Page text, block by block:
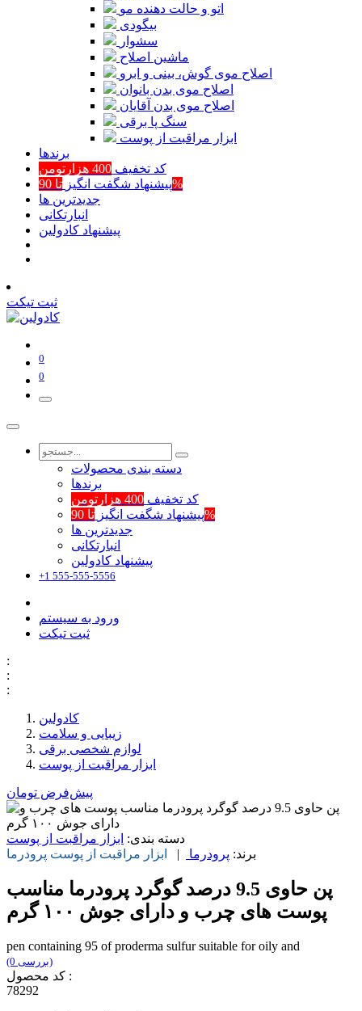
اتو و حالت دهنده مو
بیگودی
سشوار
ماشین اصلاح
اصلاح موی گوش، بینی و ابرو
اصلاح موی بدن بانوان
اصلاح موی بدن آقایان
سنگ پا برقی
ابزار مراقبت از پوست
برند‌ها
کد تخفیف 400 هزارتومن
پیشنهاد شگفت انگیزتا 90%
جدیدترین ها
انبارتکانی
پیشنهاد کادولین
ثبت تیکت
0
0
دسته بندی محصولات
برند‌ها
کد تخفیف 400 هزارتومن
پیشنهاد شگفت انگیزتا 90%
جدیدترین ها
انبارتکانی
پیشنهاد کادولین
+1 555-555-5556
ورود به سیستم
ثبت تیکت
:
:
:
کادولین
زیبایی و سلامت
لوازم شخصی برقی
ابزار مراقبت از پوست
پیش‌فرض تومان
دسته بندی: ابزار مراقبت از پوست
برند: پرودرما | ابزار مراقبت از پوست پرودرما
پن حاوی 9.5 درصد گوگرد پرودرما مناسب
پوست های چرب و دارای جوش ۱۰۰ گرم
pen containing 95 of proderma sulfur suitable for oily and
(0 بررسی)
کد محصول :
78292